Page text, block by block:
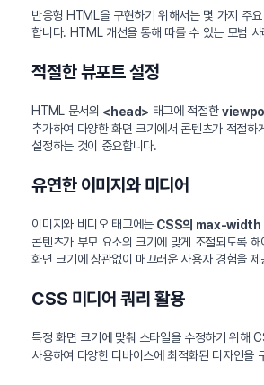
반응형 HTML을 구현하기 위해서는 몇 가지 주
합니다. HTML 개선을 통해 따를 수 있는 모범 사
적절한 뷰포트 설정
HTML 문서의 <head> 태그에 적절한
추가하여 다양한 화면 크기에서 콘텐츠가 적절
설정하는 것이 중요합니다.
유연한 이미지와 미디어
이미지와 비디오 태그에는 CSS의 max-width
콘텐츠가 부모 요소의 크기에 맞게 조절되도록
화면 크기에 상관없이 매끄러운 사용자 경험을 제
CSS 미디어 쿼리 활용
특정 화면 크기에 맞춰 스타일을 수정하기 위해
사용하여 다양한 디바이스에 최적화된 디자인을